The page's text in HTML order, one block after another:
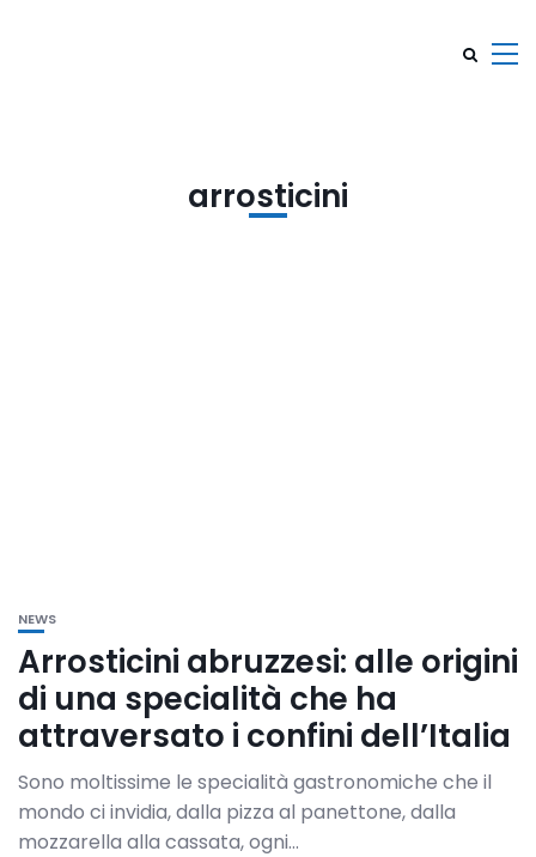
arrosticini
NEWS
Arrosticini abruzzesi: alle origini
di una specialità che ha
attraversato i confini dell’Italia
Sono moltissime le specialità gastronomiche che il
mondo ci invidia, dalla pizza al panettone, dalla
mozzarella alla cassata, ogni...